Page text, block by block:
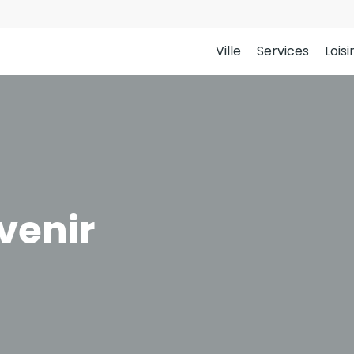
Ville Services